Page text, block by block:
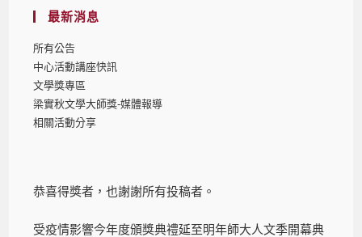
最新消息
所有公告
中心活動講座快訊
文學獎專區
梁實秋文學大師獎-媒體報導
相關活動分享
恭喜得獎者，也謝謝所有投稿者。
受疫情影響今年度頒獎典禮延至明年師大人文季開幕典